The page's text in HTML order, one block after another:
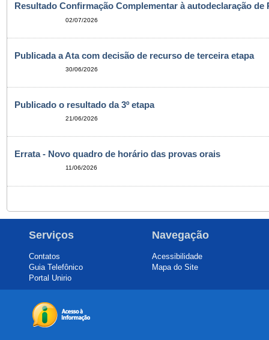
Resultado Confirmação Complementar à autodeclaração de
02/07/2026
Publicada a Ata com decisão de recurso de terceira etapa
30/06/2026
Publicado o resultado da 3º etapa
21/06/2026
Errata - Novo quadro de horário das provas orais
11/06/2026
Serviços
Contatos
Guia Telefônico
Portal Unirio
Navegação
Acessibilidade
Mapa do Site